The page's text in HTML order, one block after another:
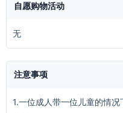
自愿购物活动
无
注意事项
1.一位成人带一位儿童的情